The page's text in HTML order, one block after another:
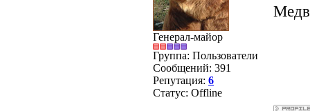
Генерал-майор
Группа: Пользователи
Сообщений: 391
Репутация: 6
Статус: Offline